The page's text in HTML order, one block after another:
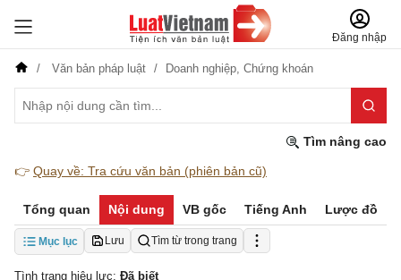
Đăng nhập
Văn bản pháp luật Doanh nghiệp, Chứng khoán
Tìm nâng cao
👉 Quay về: Tra cứu văn bản (phiên bản cũ)
Tổng quan Nội dung VB gốc Tiếng Anh Lược đồ
Mục lục Lưu Tìm từ trong trang
Tình trạng hiệu lực: Đã biết